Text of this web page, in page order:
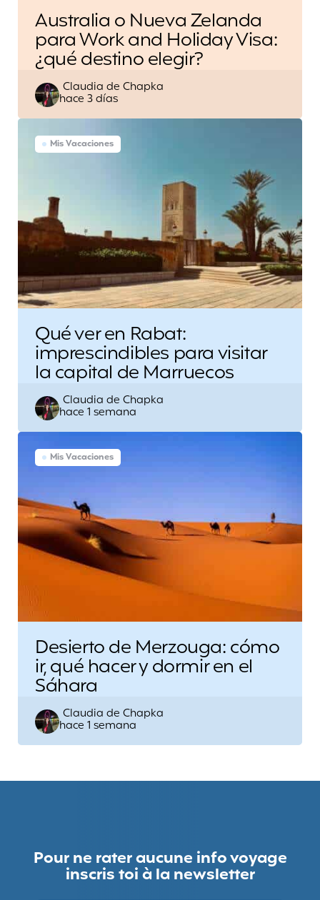
Australia o Nueva Zelanda
para Work and Holiday Visa:
¿qué destino elegir?
Escrito
por
Claudia de Chapka
hace 3 días
Mis Vacaciones
Qué ver en Rabat:
imprescindibles para visitar
la capital de Marruecos
Escrito
por
Claudia de Chapka
hace 1 semana
Mis Vacaciones
Desierto de Merzouga: cómo
ir, qué hacer y dormir en el
Sáhara
Escrito
por
Claudia de Chapka
hace 1 semana
Pour ne rater aucune info voyage
inscris toi à la newsletter